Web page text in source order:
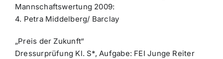
Mannschaftswertung 2009:
4. Petra Middelberg/ Barclay
„Preis der Zukunft“
Dressurprüfung Kl. S*, Aufgabe: FEI Junge Reiter